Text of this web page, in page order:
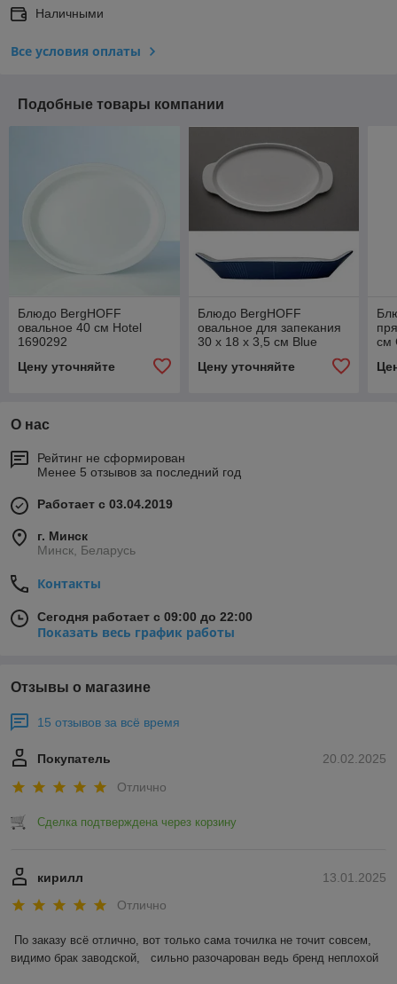
Наличными
Все условия оплаты
Подобные товары компании
Блюдо BergHOFF
овальное 40 см Hotel
1690292
Цену уточняйте
Блюдо BergHOFF
овальное для запекания
30 х 18 х 3,5 см Blue
Цену уточняйте
см
О нас
Рейтинг не сформирован
Менее 5 отзывов за последний год
Работает с 03.04.2019
г. Минск
Минск, Беларусь
Контакты
Сегодня работает с 09:00 до 22:00
Показать весь график работы
Отзывы о магазине
15 отзывов за всё время
20.02.2025
Покупатель
Отлично
Сделка подтверждена через корзину
13.01.2025
кирилл
Отлично
По заказу всё отлично, вот только сама точилка не точит совсем,
видимо брак заводской,   сильно разочарован ведь бренд неплохой